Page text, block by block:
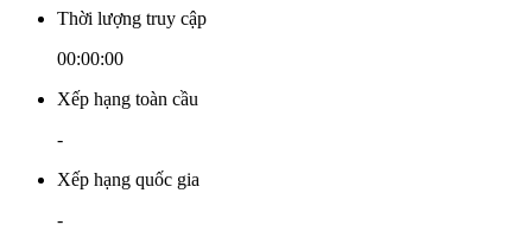
Thời lượng truy cập
00:00:00
Xếp hạng toàn cầu
-
Xếp hạng quốc gia
-